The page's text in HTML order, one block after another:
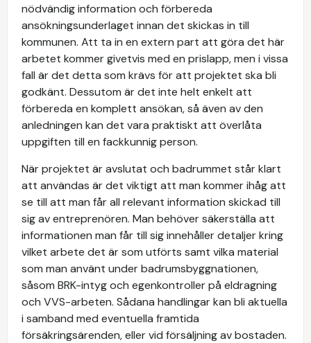
nödvändig information och förbereda
ansökningsunderlaget innan det skickas in till
kommunen. Att ta in en extern part att göra det här
arbetet kommer givetvis med en prislapp, men i vissa
fall är det detta som krävs för att projektet ska bli
godkänt. Dessutom är det inte helt enkelt att
förbereda en komplett ansökan, så även av den
anledningen kan det vara praktiskt att överlåta
uppgiften till en fackkunnig person.
När projektet är avslutat och badrummet står klart
att användas är det viktigt att man kommer ihåg att
se till att man får all relevant information skickad till
sig av entreprenören. Man behöver säkerställa att
informationen man får till sig innehåller detaljer kring
vilket arbete det är som utförts samt vilka material
som man använt under badrumsbyggnationen,
såsom BRK-intyg och egenkontroller på eldragning
och VVS-arbeten. Sådana handlingar kan bli aktuella
i samband med eventuella framtida
försäkringsärenden, eller vid försäljning av bostaden.